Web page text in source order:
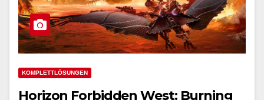
KOMPLETTLÖSUNGEN
Horizon Forbidden West: Burning